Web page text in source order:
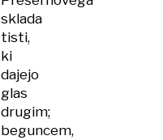
sklada
tisti,
ki
dajejo
glas
drugim;
beguncem,